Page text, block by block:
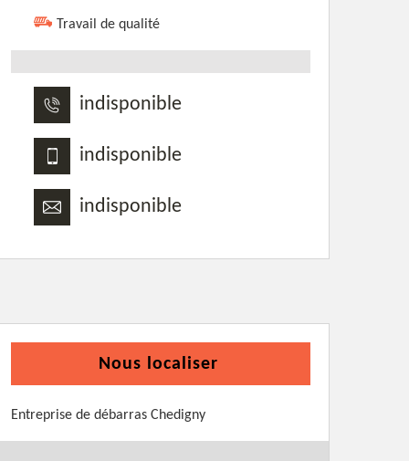
Travail de qualité
indisponible
indisponible
indisponible
Nous localiser
Entreprise de débarras Chedigny